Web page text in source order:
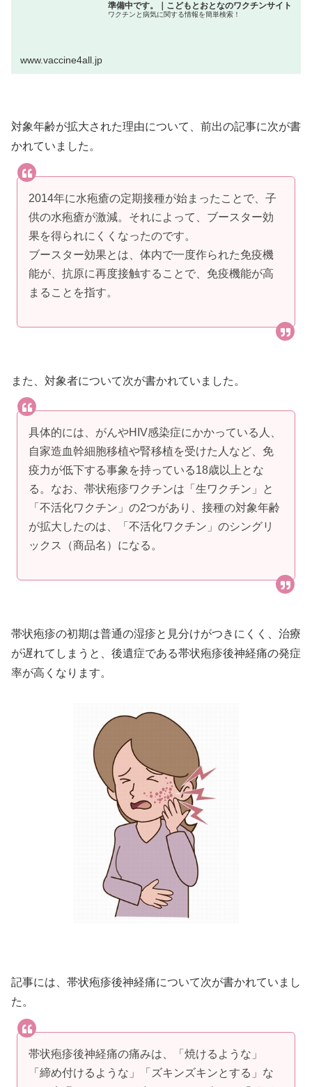
準備中です。｜こどもとおとなのワクチンサイト
ワクチンと病気に関する情報を簡単検索！
www.vaccine4all.jp
対象年齢が拡大された理由について、前出の記事に次が書
かれていました。
2014年に水疱瘡の定期接種が始まったことで、子
供の水疱瘡が激減。それによって、ブースター効
果を得られにくくなったのです。
ブースター効果とは、体内で一度作られた免疫機
能が、抗原に再度接触することで、免疫機能が高
まることを指す。
また、対象者について次が書かれていました。
具体的には、がんやHIV感染症にかかっている人、
自家造血幹細胞移植や腎移植を受けた人など、免
疫力が低下する事象を持っている18歳以上とな
る。なお、帯状疱疹ワクチンは「生ワクチン」と
「不活化ワクチン」の2つがあり、接種の対象年齢
が拡大したのは、「不活化ワクチン」のシングリ
ックス（商品名）になる。
帯状疱疹の初期は普通の湿疹と見分けがつきにくく、治療
が遅れてしまうと、後遺症である帯状疱疹後神経痛の発症
率が高くなります。
記事には、帯状疱疹後神経痛について次が書かれていまし
た。
帯状疱疹後神経痛の痛みは、「焼けるような」
「締め付けるような」「ズキンズキンとする」な